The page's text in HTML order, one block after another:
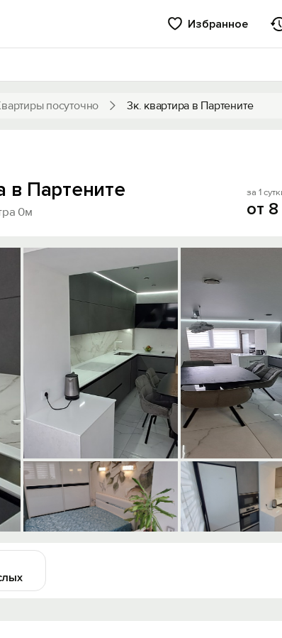
Избранное
посуточно 3к. квартира в Партените
в Партените
0м
за 1
от